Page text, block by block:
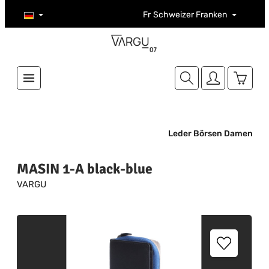
Zum Hauptinhalt springen Fr Schweizer Franken
Leder Börsen Damen
MASIN 1-A black-blue
VARGU
Bildergalerie überspringen